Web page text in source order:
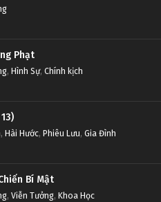
Phạt
, Hình Sự, Chính kịch
, Hài Hước, Phiêu Lưu, Gia Đình
Bí Mật
, Viễn Tưởng, Khoa Học